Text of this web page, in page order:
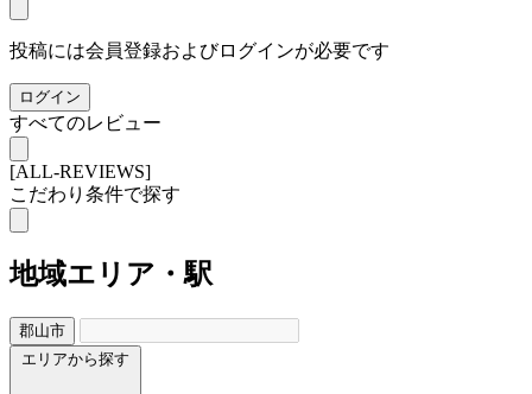
投稿には会員登録およびログインが必要です
ログイン
すべてのレビュー
[ALL-REVIEWS]
こだわり条件で探す
地域エリア・駅
郡山市
エリアから探す